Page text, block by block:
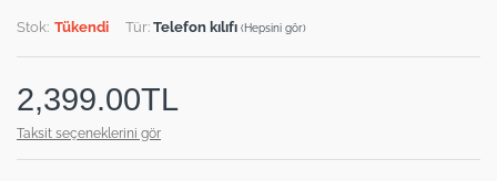
Stok: Tükendi Tür: Telefon kılıfı (Hepsini gör)
2,399.00TL
Taksit seçeneklerini gör